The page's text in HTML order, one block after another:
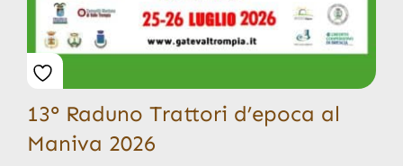
13° Raduno Trattori d’epoca al
Maniva 2026